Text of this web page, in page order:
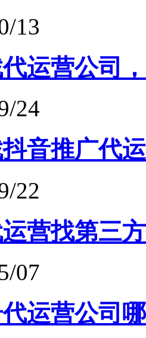
13
运营公司
24
音推广代
22
营找第三
07
运营公司